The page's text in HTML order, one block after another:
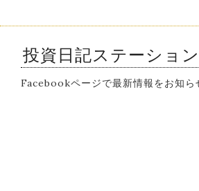
投資日記ステーショ
Facebookページで最新情報をお知ら